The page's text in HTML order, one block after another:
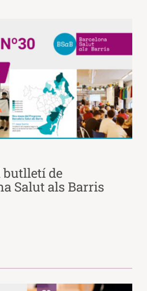
butlletí de
Salut als Barris